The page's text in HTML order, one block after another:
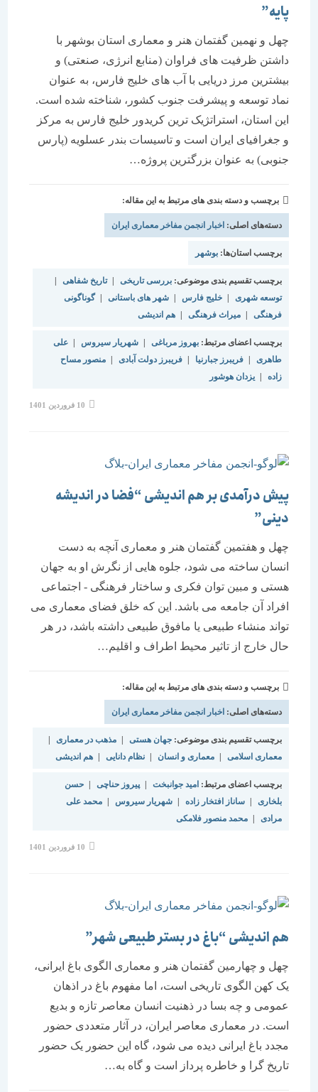
پایه”
چهل و نهمین گفتمان هنر و معماری استان بوشهر با
داشتن ظرفیت های فراوان (منابع انرژی، صنعتی) و
بیشترین مرز دریایی با آب های خلیج فارس، به عنوان
نماد توسعه و پیشرفت جنوب کشور، شناخته شده است.
این استان، استراتژیک ترین کریدور خلیج فارس به مرکز
و جغرافیای ایران است و تاسیسات بندر عسلویه (پارس
جنوبی) به عنوان بزرگترین پروژه…
برچسب و دسته بندی های مرتبط به این مقاله:
دسته‌های اصلی:اخبار انجمن مفاخر معماری ایران
برچسب استان‌ها:بوشهر
برچسب تقسیم بندی موضوعی:بررسی تاریخی | تاریخ شفاهی |
توسعه شهری | خلیج فارس | شهر های باستانی |
گوناگونی
فرهنگی | میراث فرهنگی | هم اندیشی
برچسب اعضای مرتبط:بهروز مرباغی | شهریار سیروس |
علی
طاهری | فریبرز جبارنیا | فریبرز دولت آبادی |
منصور مساح
زاده | یزدان هوشور
پیش درآمدی بر هم اندیشی “فضا در اندیشه
دینی”
چهل و هفتمین گفتمان هنر و معماری آنچه به دست
انسان ساخته می شود، جلوه هایی از نگرش او به جهان
هستی و مبین توان فکری و ساختار فرهنگی - اجتماعی
افراد آن جامعه می باشد. این که خلق فضای معماری می
تواند منشاء طبیعی یا مافوق طبیعی داشته باشد، در هر
حال خارج از تاثیر محیط اطراف و اقلیم…
برچسب و دسته بندی های مرتبط به این مقاله:
دسته‌های اصلی:اخبار انجمن مفاخر معماری ایران
برچسب تقسیم بندی موضوعی:جهان هستی | مذهب در معماری |
معماری اسلامی | معماری و انسان | نظام دانایی | هم اندیشی
برچسب اعضای مرتبط:امید جوانبخت | پیروز حناچی |
حسن
بلخاری | ساناز افتخار زاده | شهریار سیروس |
محمد علی
مرادی
| محمد منصور فلامکی
هم اندیشی “باغ در بستر طبیعی شهر”
چهل و چهارمین گفتمان هنر و معماری الگوی باغ ایرانی،
یک کهن الگوی تاریخی است، اما مفهوم باغ در اذهان
عمومی و چه بسا در ذهنیت انسان معاصر تازه و بدیع
است. در معماری معاصر ایران، در آثار متعددی حضور
مجدد باغ ایرانی دیده می شود، گاه این حضور یک حضور
تاریخ گرا و خاطره پرداز است و گاه به…